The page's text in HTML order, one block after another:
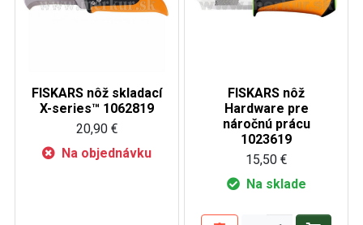
FISKARS nôž skladací
X-series™ 1062819
20,90 €
Na objednávku
FISKARS nôž
Hardware pre
náročnú prácu
1023619
15,50 €
Na sklade